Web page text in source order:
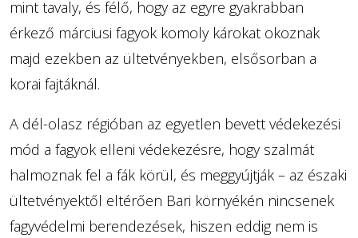
mint tavaly, és félő, hogy az egyre gyakrabban
érkező márciusi fagyok komoly károkat okoznak
majd ezekben az ültetvényekben, elsősorban a
korai fajtáknál.
A dél-olasz régióban az egyetlen bevett védekezési
mód a fagyok elleni védekezésre, hogy szalmát
halmoznak fel a fák körül, és meggyújtják – az északi
ültetvényektől eltérően Bari környékén nincsenek
fagyvédelmi berendezések, hiszen eddig nem is